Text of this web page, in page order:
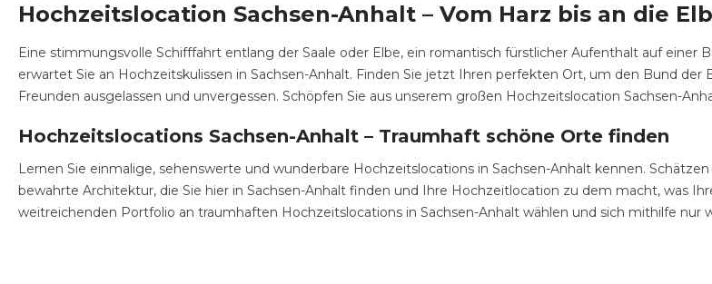
Hochzeitslocation Sachsen-Anhalt – Vom Harz bis an die
Eine stimmungsvolle Schifffahrt entlang der Saale oder Elbe, ein romantisch fürstlicher Aufenthalt auf einer
erwartet Sie an Hochzeitskulissen in Sachsen-Anhalt. Finden Sie jetzt Ihren perfekten Ort, um den Bund
Freunden ausgelassen und unvergessen. Schöpfen Sie aus unserem großen Hochzeitslocation Sachsen-
Hochzeitslocations Sachsen-Anhalt – Traumhaft schöne Orte finden
Lernen Sie einmalige, sehenswerte und wunderbare Hochzeitslocations in Sachsen-Anhalt kennen.
bewahrte Architektur, die Sie hier in Sachsen-Anhalt finden und Ihre Hochzeitlocation zu dem macht, was
weitreichenden Portfolio an traumhaften Hochzeitslocations in Sachsen-Anhalt wählen und sich mithilfe nur